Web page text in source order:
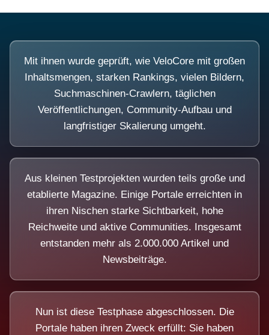
Mit ihnen wurde geprüft, wie VeloCore mit großen
Inhaltsmengen, starken Rankings, vielen Bildern,
Suchmaschinen-Crawlern, täglichen
Veröffentlichungen, Community-Aufbau und
langfristiger Skalierung umgeht.
Aus kleinen Testprojekten wurden teils große und
etablierte Magazine. Einige Portale erreichten in
ihren Nischen starke Sichtbarkeit, hohe
Reichweite und aktive Communities. Insgesamt
entstanden mehr als 2.000.000 Artikel und
Newsbeiträge.
Nun ist diese Testphase abgeschlossen. Die
Portale haben ihren Zweck erfüllt: Sie haben